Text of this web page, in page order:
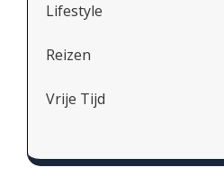
Lifestyle
Reizen
Vrije Tijd